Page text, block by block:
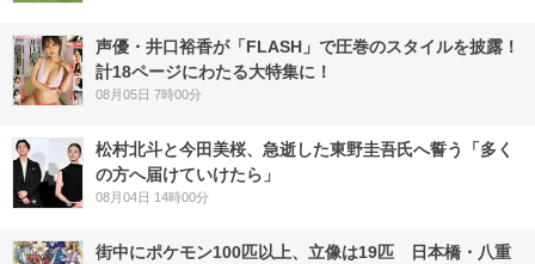
声優・井口裕香が「FLASH」で圧巻のスタイルを披露！
計18ページにわたる大特集に！
08月05日 7時00分
松村北斗と今田美桜、急逝した東野圭吾氏へ誓う「多く
の方へ届けていけたら」
08月04日 14時00分
街中にポケモン100匹以上、立像は19匹 日本橋・八重